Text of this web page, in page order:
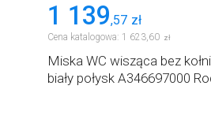
1 139,57 zł
Cena katalogowa: 1 623,60 zł
Miska WC wisząca bez
biały połysk A346697000